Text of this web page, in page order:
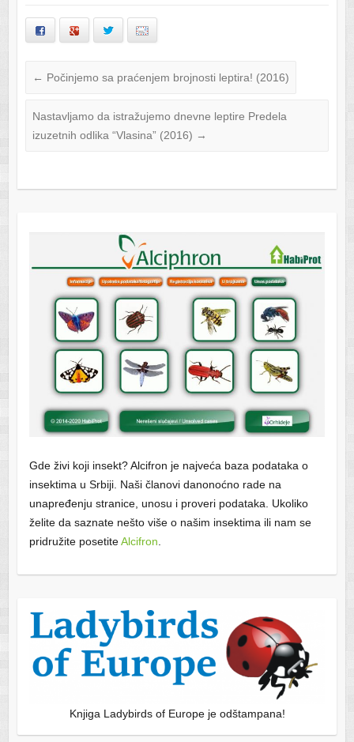
Facebook Google+ Twitter Email
← Počinjemo sa praćenjem brojnosti leptira! (2016)
Nastavljamo da istražujemo dnevne leptire Predela
izuzetnih odlika “Vlasina” (2016) →
Gde živi koji insekt? Alcifron je najveća baza podataka o
insektima u Srbiji. Naši članovi danonoćno rade na
unapređenju stranice, unosu i proveri podataka. Ukoliko
želite da saznate nešto više o našim insektima ili nam se
pridružite posetiteAlcifron
Knjiga Ladybirds of Europe je odštampana!